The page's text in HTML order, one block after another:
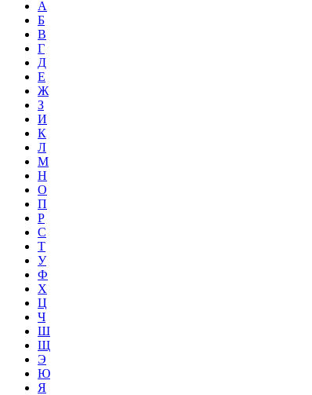
А
Б
В
Г
Д
Е
Ж
З
И
К
Л
М
Н
О
П
Р
С
Т
У
Ф
Х
Ц
Ч
Ш
Щ
Э
Ю
Я